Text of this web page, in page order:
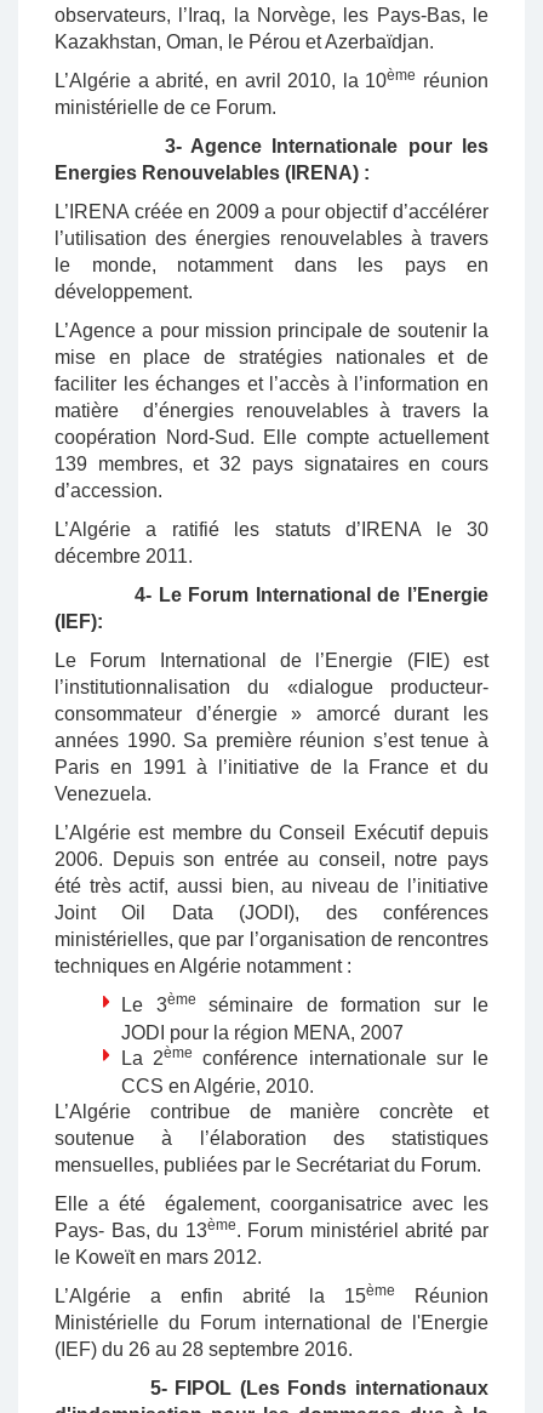
observateurs, l’Iraq, la Norvège, les Pays-Bas, le
Kazakhstan, Oman, le Pérou et Azerbaïdjan.
L’Algérie a abrité, en avril 2010, la 10ème réunion
ministérielle de ce Forum.
3- Agence Internationale pour les
Energies Renouvelables (IRENA) :
L’IRENA créée en 2009 a pour objectif d’accélérer
l’utilisation des énergies renouvelables à travers
le monde, notamment dans les pays en
développement.
L’Agence a pour mission principale de soutenir la
mise en place de stratégies nationales et de
faciliter les échanges et l’accès à l’information en
matière d’énergies renouvelables à travers la
coopération Nord-Sud. Elle compte actuellement
139 membres, et 32 pays signataires en cours
d’accession.
L’Algérie a ratifié les statuts d’IRENA le 30
décembre 2011.
4- Le Forum International de l’Energie
(IEF):
Le Forum International de l’Energie (FIE) est
l’institutionnalisation du «dialogue producteur-
consommateur d’énergie » amorcé durant les
années 1990. Sa première réunion s’est tenue à
Paris en 1991 à l’initiative de la France et du
Venezuela.
L’Algérie est membre du Conseil Exécutif depuis
2006. Depuis son entrée au conseil, notre pays
été très actif, aussi bien, au niveau de l’initiative
Joint Oil Data (JODI), des conférences
ministérielles, que par l’organisation de rencontres
techniques en Algérie notamment :
Le 3ème séminaire de formation sur le
JODI pour la région MENA, 2007
La 2ème conférence internationale sur le
CCS en Algérie, 2010.
L’Algérie contribue de manière concrète et
soutenue à l’élaboration des statistiques
mensuelles, publiées par le Secrétariat du Forum.
Elle a été également, coorganisatrice avec les
Pays- Bas, du 13ème. Forum ministériel abrité par
le Koweït en mars 2012.
L’Algérie a enfin abrité la 15ème
Réunion
Ministérielle du Forum international de l'Energie
(IEF) du 26 au 28 septembre 2016.
5- FIPOL (Les Fonds internationaux